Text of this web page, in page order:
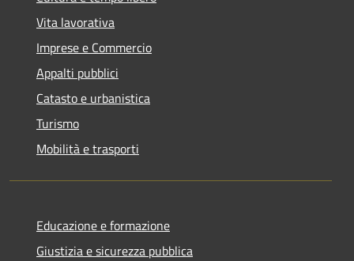
Vita lavorativa
Imprese e Commercio
Appalti pubblici
Catasto e urbanistica
Turismo
Mobilità e trasporti
Educazione e formazione
Giustizia e sicurezza pubblica